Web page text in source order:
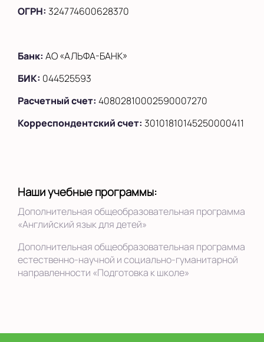
ОГРН: 324774600628370
Банк: АО «АЛЬФА-БАНК»
БИК: 044525593
Расчетный счет: 40802810002590007270
Корреспондентский счет: 30101810145250000411
Наши учебные программы:
Дополнительная общеобразовательная программа
«Английский язык для детей»
Дополнительная общеобразовательная программа
естественно-научной и социально-гуманитарной
направленности «Подготовка к школе»